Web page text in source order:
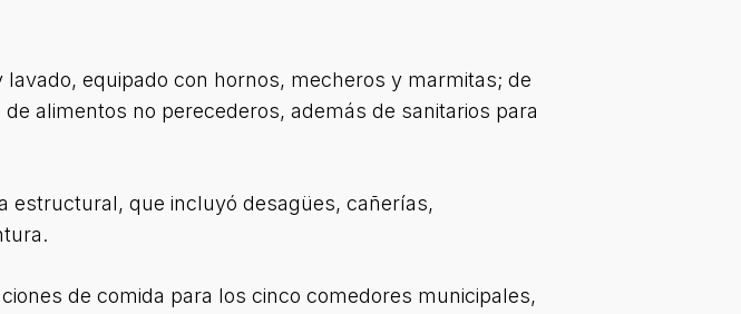
equipado con hornos, mecheros y marmitas; de
alimentos no perecederos, además de sanitarios para
estructural, que incluyó desagües, cañerías,
de comida para los cinco comedores municipales,